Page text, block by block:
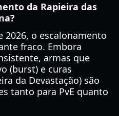
da Rapieira das
2026, o escalonamento
fraco. Embora
armas que
(burst) e curas
da Devastação) são
tanto para PvE quanto